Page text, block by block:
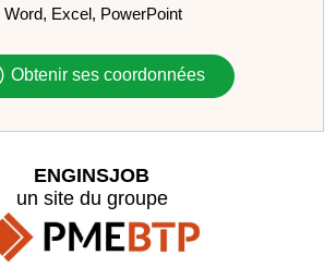
Excel, PowerPoint
Obtenir ses coordonnées
ENGINSJOB
un site du groupe